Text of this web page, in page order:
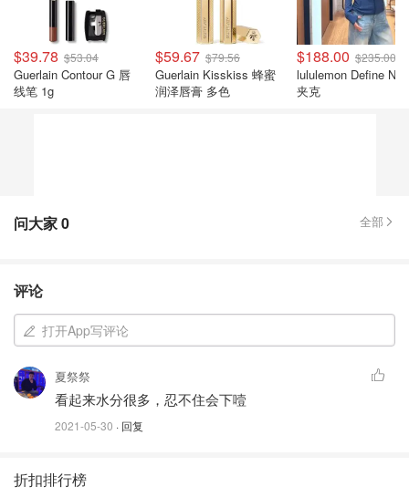
$39.78 $53.04
Guerlain Contour G 唇
线笔 1g
$59.67 $79.56
Guerlain Kisskiss 蜂蜜
润泽唇膏 多色
$188.00 $235.00
lululemon Define
夹克
问大家0 全部
评论
打开App写评论
夏祭祭
看起来水分很多，忍不住会下噎
2021-05-30 · 回复
折扣排行榜